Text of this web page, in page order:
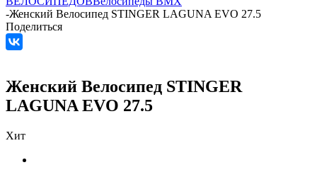
-Женский Велосипед STINGER LAGUNA EVO 27.5
Поделиться
Женский Велосипед STINGER
LAGUNA EVO 27.5
Хит